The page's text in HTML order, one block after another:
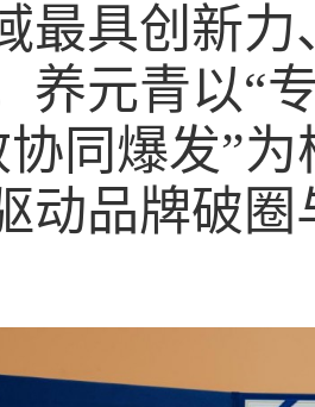
最具创新
养元青以“
同爆发”
动品牌破